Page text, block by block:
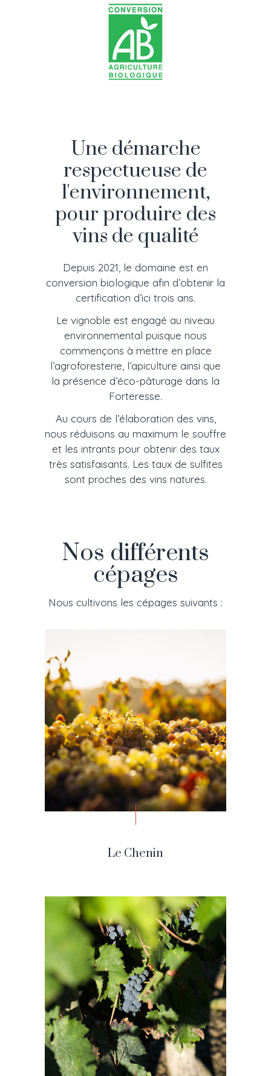
Une démarche
respectueuse de
l'environnement,
pour produire des
vins de qualité
Depuis 2021, le domaine est en
conversion biologique afin d’obtenir la
certification d’ici trois ans.
Le vignoble est engagé au niveau
environnemental puisque nous
commençons à mettre en place
l’agroforesterie, l’apiculture ainsi que
la présence d’éco-pâturage dans la
Forteresse.
Au cours de l’élaboration des vins,
nous réduisons au maximum le souffre
et les intrants pour obtenir des taux
très satisfaisants. Les taux de sulfites
sont proches des vins natures.
Nos différents
cépages
Nous cultivons les cépages suivants :
Le Chenin